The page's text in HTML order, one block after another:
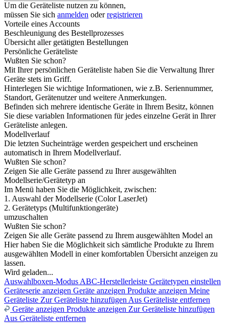
Um die Geräteliste nutzen zu können,
müssen Sie sich anmelden oderregistrieren
Vorteile eines Accounts
Beschleunigung des Bestellprozesses
Übersicht aller getätigten Bestellungen
Persönliche Geräteliste
Wußten Sie schon?
Mit Ihrer persönlichen Geräteliste haben Sie die Verwaltung Ihrer
Geräte stets im Griff.
Hinterlegen Sie wichtige Informationen, wie z.B. Seriennummer,
Standort, Gerätenutzer und weitere Anmerkungen.
Befinden sich mehrere identische Geräte in Ihrem Besitz, können
Sie diese variablen Informationen für jedes einzelne Gerät in Ihrer
Geräteliste anlegen.
Modellverlauf
Die letzten Sucheinträge werden gespeichert und erscheinen
automatisch in Ihrem Modellverlauf.
Wußten Sie schon?
Zeigen Sie alle Geräte passend zu Ihrer ausgewählten
Modellserie/Gerätetyp an
Im Menü haben Sie die Möglichkeit, zwischen:
1. Auswahl der Modellserie (Color LaserJet)
2. Gerätetyps (Multifunktiongeräte)
umzuschalten
Wußten Sie schon?
Zeigen Sie alle Geräte passend zu Ihrem ausgewählten Model an
Hier haben Sie die Möglichkeit sich sämtliche Produkte zu Ihrem
ausgewählten Modell in einer komfortablen Übersicht anzeigen zu
lassen.
Wird geladen...
Auswahlboxen-Modus ABC-Herstellerleiste Gerätetypen einstellen
Geräteserie anzeigen Geräte anzeigen Produkte anzeigen Meine
Geräteliste Zur Geräteliste hinzufügen Aus Geräteliste entfernen
Geräte anzeigen Produkte anzeigen Zur Geräteliste hinzufügen
Aus Geräteliste entfernen